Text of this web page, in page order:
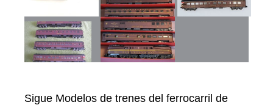
Sigue Modelos de trenes del ferrocarril de